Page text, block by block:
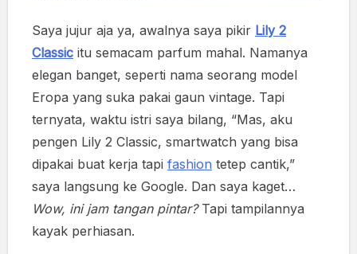
Saya jujur aja ya, awalnya saya pikir Lily 2
Classic itu semacam parfum mahal. Namanya
elegan banget, seperti nama seorang model
Eropa yang suka pakai gaun vintage. Tapi
ternyata, waktu istri saya bilang, “Mas, aku
pengen Lily 2 Classic, smartwatch yang bisa
dipakai buat kerja tapi fashion tetep cantik,”
saya langsung ke Google. Dan saya kaget…
Wow, ini jam tangan pintar?Tapi tampilannya
kayak perhiasan.